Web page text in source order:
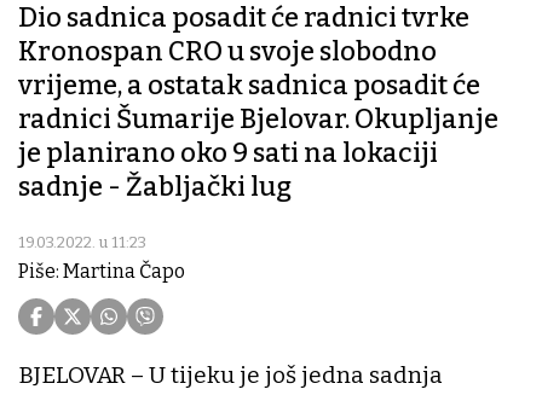
Dio sadnica posadit će radnici tvrke
Kronospan CRO u svoje slobodno
vrijeme, a ostatak sadnica posadit će
radnici Šumarije Bjelovar. Okupljanje
je planirano oko 9 sati na lokaciji
sadnje - Žabljački lug
19.03.2022. u 11:23
Piše: Martina Čapo
BJELOVAR – U tijeku je još jedna sadnja